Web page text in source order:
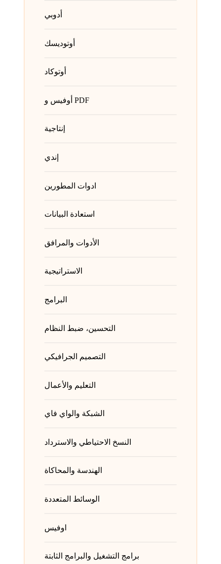
أدوبي
أوتوديسك
أوتوكاد
أوفيس و PDF
إنتاجية
إندي
ادوات المطورين
استعادة البيانات
الأدوات والمرافق
الاستراتيجية
البرامج
التحسين، ضبط النظام
التصميم الجرافيكي
التعليم والأعمال
الشبكة والواي فاي
النسخ الاحتياطي والاسترداد
الهندسة والمحاكاة
الوسائط المتعددة
اوفيس
برامج التشغيل والبرامج الثابتة